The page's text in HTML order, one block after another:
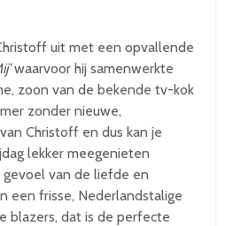
uit met een opvallende
waarvoor hij samenwerkte
zoon van de bekende tv-kok
zonder nieuwe,
Christoff en dus kan je
lekker meegenieten
gevoel van de liefde en
een frisse, Nederlandstalige
blazers, dat is de perfecte